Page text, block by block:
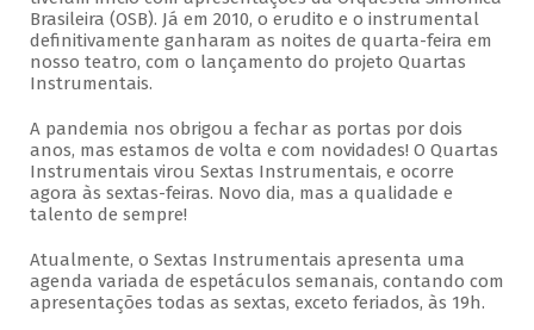
Brasileira (OSB). Já em 2010, o erudito e o instrumental
definitivamente ganharam as noites de quarta-feira em
nosso teatro, com o lançamento do projeto Quartas
Instrumentais.
A pandemia nos obrigou a fechar as portas por dois
anos, mas estamos de volta e com novidades! O Quartas
Instrumentais virou Sextas Instrumentais, e ocorre
agora às sextas-feiras. Novo dia, mas a qualidade e
talento de sempre!
Atualmente, o Sextas Instrumentais apresenta uma
agenda variada de espetáculos semanais, contando com
apresentações todas as sextas, exceto feriados, às 19h.